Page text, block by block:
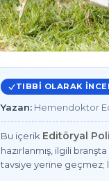
TIBBI OLARAK
Yazan: Hemendoktor
Bu içerik Editöryal
hazırlanmış, ilgili
tavsiye yerine geçmez;